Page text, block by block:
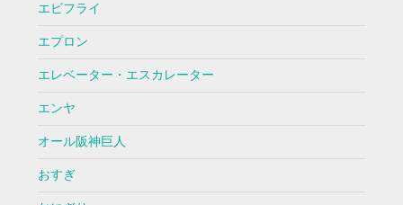
エビフライ
エプロン
エレベーター・エスカレーター
エンヤ
オール阪神巨人
おすぎ